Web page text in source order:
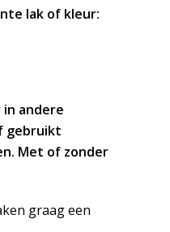
lak of kleur:
andere
gebruikt
Met of zonder
graag een